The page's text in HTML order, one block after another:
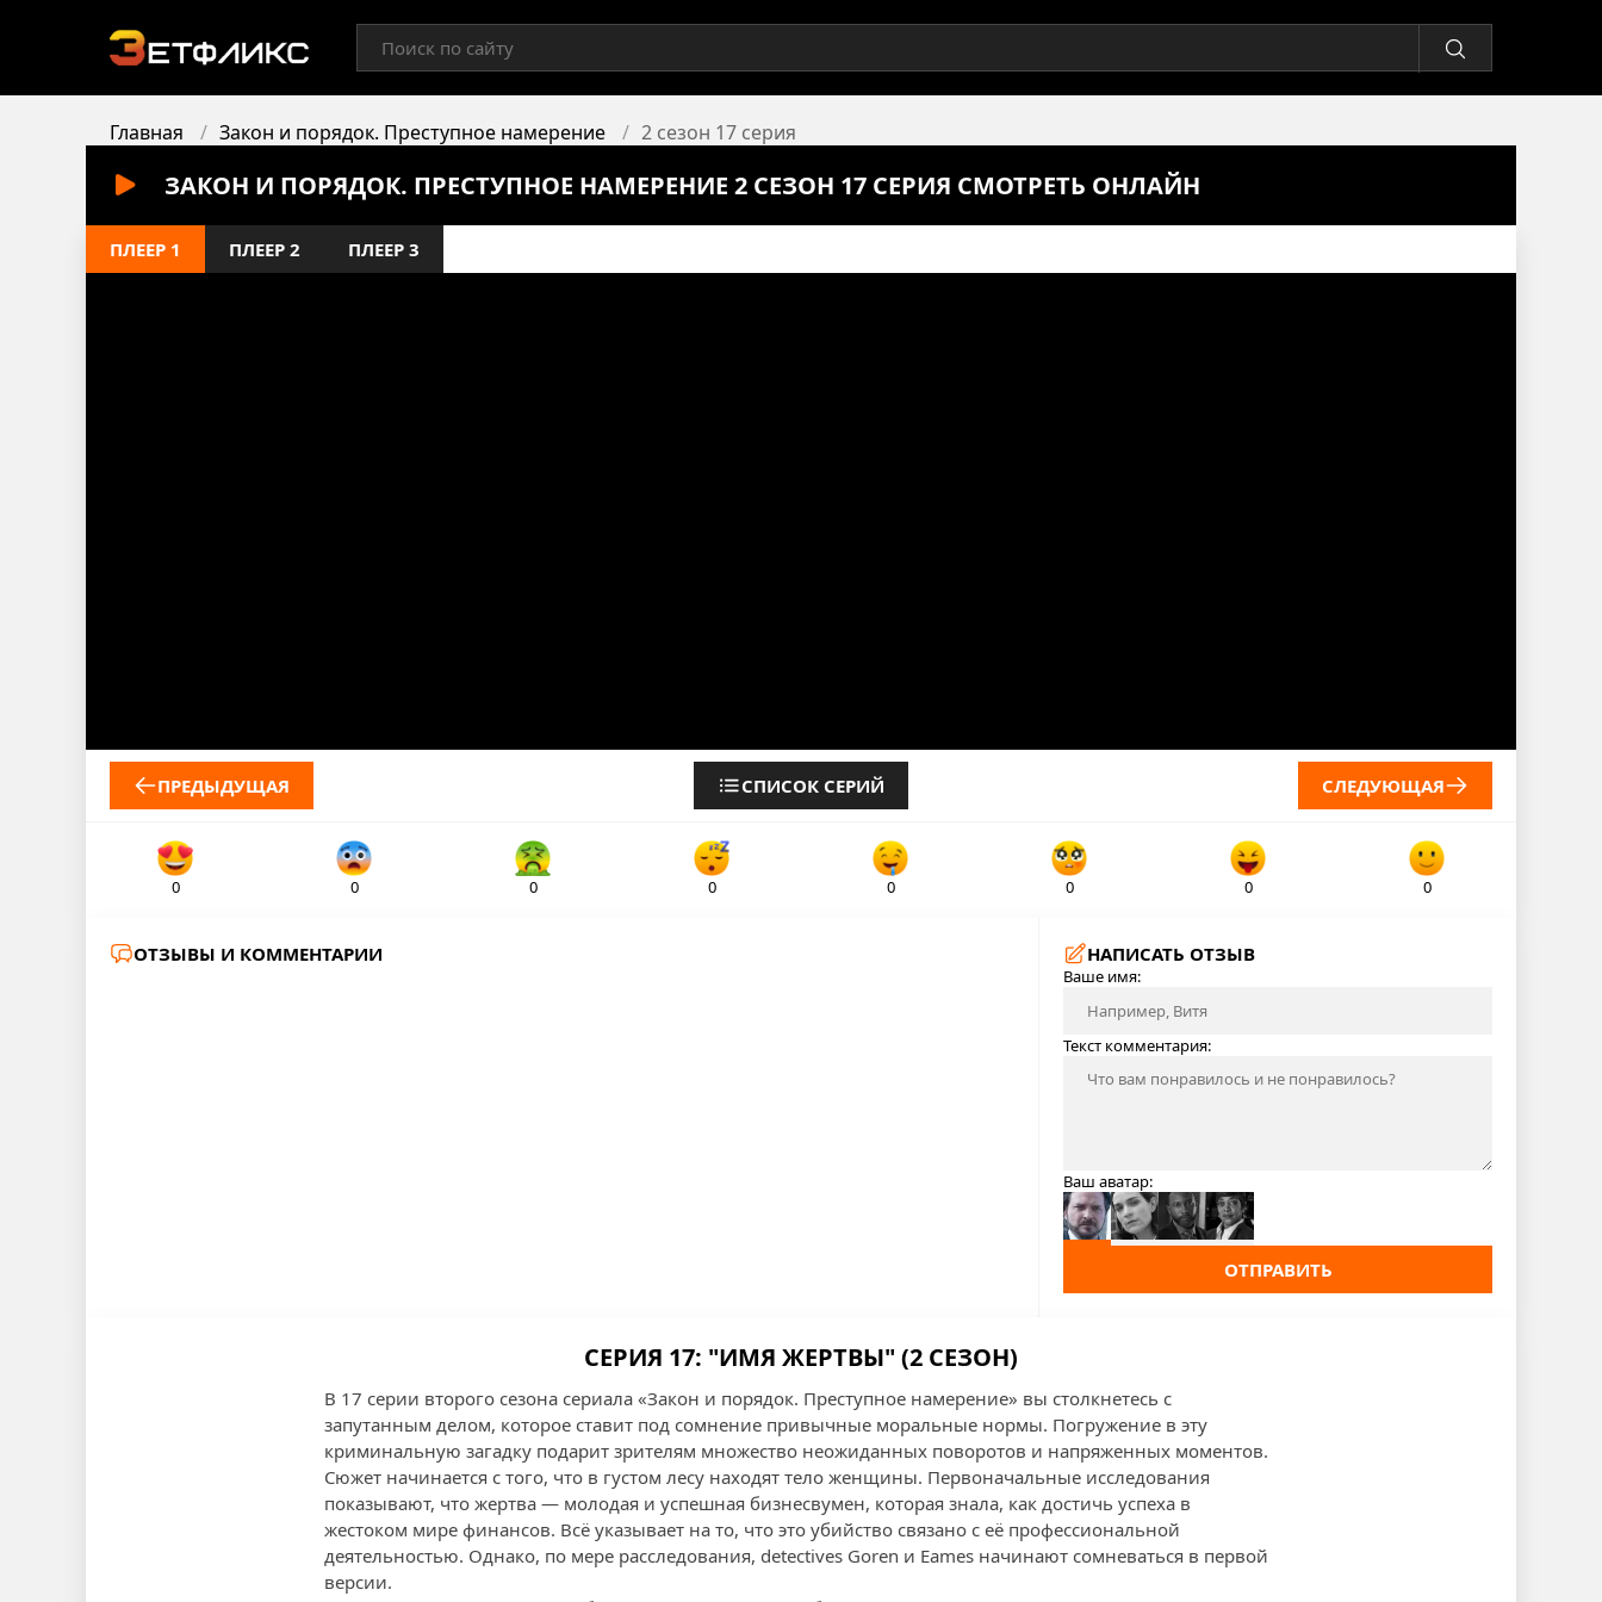
Главная Закон и порядок. Преступное намерение 2 сезон 17 серия
ЗАКОН И ПОРЯДОК. ПРЕСТУПНОЕ НАМЕРЕНИЕ 2 СЕЗОН 17 СЕРИЯ СМОТРЕТЬ ОНЛАЙН
ПЛЕЕР 1 ПЛЕЕР 2 ПЛЕЕР 3
ПРЕДЫДУЩАЯ СПИСОК СЕРИЙ СЛЕДУЮЩАЯ
0 0 0 0 0 0 0 0
ОТЗЫВЫ И КОММЕНТАРИИ НАПИСАТЬ ОТЗЫВ
Ваше имя:
Текст комментария:
Ваш аватар:
ОТПРАВИТЬ
СЕРИЯ 17: "ИМЯ ЖЕРТВЫ" (2 СЕЗОН)
В 17 серии второго сезона сериала «Закон и порядок. Преступное намерение» вы столкнетесь с
запутанным делом, которое ставит под сомнение привычные моральные нормы. Погружение в эту
криминальную загадку подарит зрителям множество неожиданных поворотов и напряженных моментов.
Сюжет начинается с того, что в густом лесу находят тело женщины. Первоначальные исследования
показывают, что жертва — молодая и успешная бизнесвумен, которая знала, как достичь успеха в
жестоком мире финансов. Всё указывает на то, что это убийство связано с её профессиональной
деятельностью. Однако, по мере расследования, detectives Goren и Eames начинают сомневаться в первой
версии.